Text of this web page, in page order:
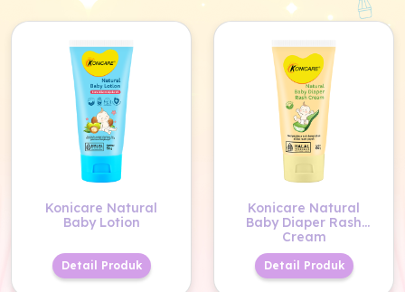
Konicare Natural
Baby Lotion
Detail Produk
Konicare Natural
Baby Diaper Rash
Cream
Detail Produk